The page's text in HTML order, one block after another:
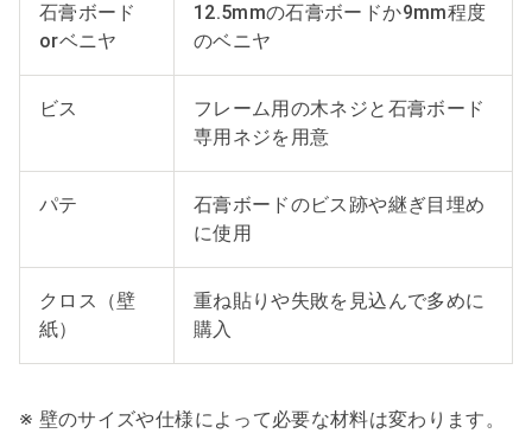
石膏ボード
orベニヤ
12.5mmの石膏ボードか9mm程度
のベニヤ
ビス
フレーム用の木ネジと石膏ボード
専用ネジを用意
パテ
石膏ボードのビス跡や継ぎ目埋め
に使用
クロス（壁
紙）
重ね貼りや失敗を見込んで多めに
購入
※ 壁のサイズや仕様によって必要な材料は変わります。